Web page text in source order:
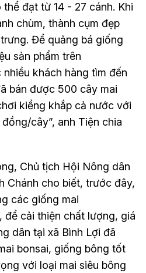
đạt từ 14 - 27 cánh. Khi
chùm, thành cụm đẹp
Để quảng bá giống
sản phẩm trên
khách hàng tìm đến
bán được 500 cây mai
kiểng khắp cả nước với
cây”, anh Tiện chia
Chủ tịch Hội Nông dân
Chánh cho biết, trước đây,
các giống mai
để cải thiện chất lượng, giá
dân tại xã Bình Lợi đã
bonsai, giống bông tốt
với loại mai siêu bông